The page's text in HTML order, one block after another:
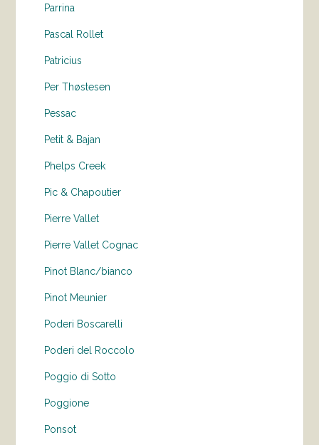
Parrina
Pascal Rollet
Patricius
Per Thøstesen
Pessac
Petit & Bajan
Phelps Creek
Pic & Chapoutier
Pierre Vallet
Pierre Vallet Cognac
Pinot Blanc/bianco
Pinot Meunier
Poderi Boscarelli
Poderi del Roccolo
Poggio di Sotto
Poggione
Ponsot